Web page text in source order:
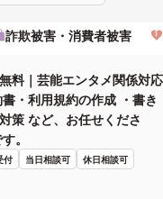
詐欺被害・消費者被害
料｜芸能エンタメ関係対応
・利用規約の作成 ・書き
策 など、お任せくださ
。
付 当日相談可
休日相談可